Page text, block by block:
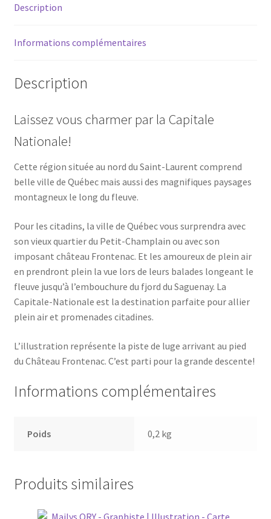
(Château
Description
Informations complémentaires
Description
Laissez vous charmer par la Capitale
Nationale!
Cette région située au nord du Saint-Laurent comprend
belle ville de Québec mais aussi des magnifiques paysages
montagneux le long du fleuve.
Pour les citadins, la ville de Québec vous surprendra avec
son vieux quartier du Petit-Champlain ou avec son
imposant château Frontenac. Et les amoureux de plein air
en prendront plein la vue lors de leurs balades longeant le
fleuve jusqu’à l’embouchure du fjord du Saguenay. La
Capitale-Nationale est la destination parfaite pour allier
plein air et promenades citadines.
L’illustration représente la piste de luge arrivant au pied
du Château Frontenac. C’est parti pour la grande descente!
Informations complémentaires
Poids 0,2 kg
Produits similaires